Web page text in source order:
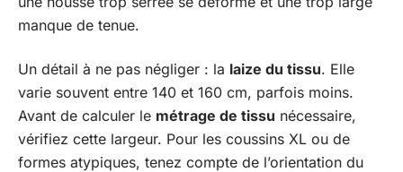
manque de tenue.
Un détail à ne pas négliger : la laize du tissu. Elle
varie souvent entre 140 et 160 cm, parfois moins.
Avant de calculer le métrage de tissu nécessaire,
vérifiez cette largeur. Pour les coussins XL ou de
formes atypiques, tenez compte de l’orientation du